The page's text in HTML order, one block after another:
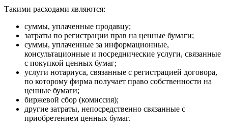
Такими расходами являются:
суммы, уплаченные продавцу;
затраты по регистрации прав на ценные бумаги;
суммы, уплаченные за информационные,
консультационные и посреднические услуги, связанные
с покупкой ценных бумаг;
услуги нотариуса, связанные с регистрацией договора,
по которому фирма получает право собственности на
ценные бумаги;
биржевой сбор (комиссия);
другие затраты, непосредственно связанные с
приобретением ценных бумаг.